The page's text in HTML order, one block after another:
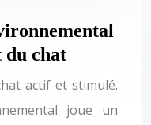
du chat
actif et stimulé.
joue un